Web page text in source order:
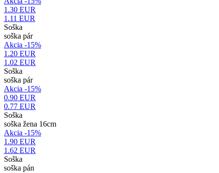
1.30 EUR
1.11 EUR
Soška
soška pár
Akcia -15%
1.20 EUR
1.02 EUR
Soška
soška pár
Akcia -15%
0.90 EUR
0.77 EUR
Soška
soška žena 16cm
Akcia -15%
1.90 EUR
1.62 EUR
Soška
soška pán